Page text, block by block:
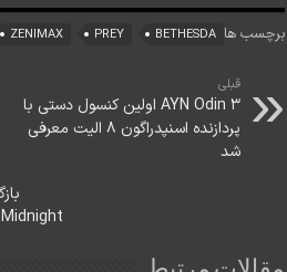
برچسب ها BETHESDA
PREY
ZENIMAX
قبلی
AYN Odin 3 اولین کنسول دستی با
پردازنده اسنپدراگون ۸ الیت معرفی
شد
Midnight بازی World of Warcraft